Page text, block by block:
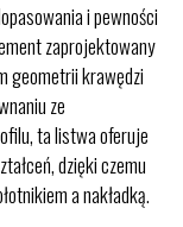
i pewności
zaprojektowany
geometrii krawędzi
ze
ta listwa oferuje
dzięki czemu
a nakładką.